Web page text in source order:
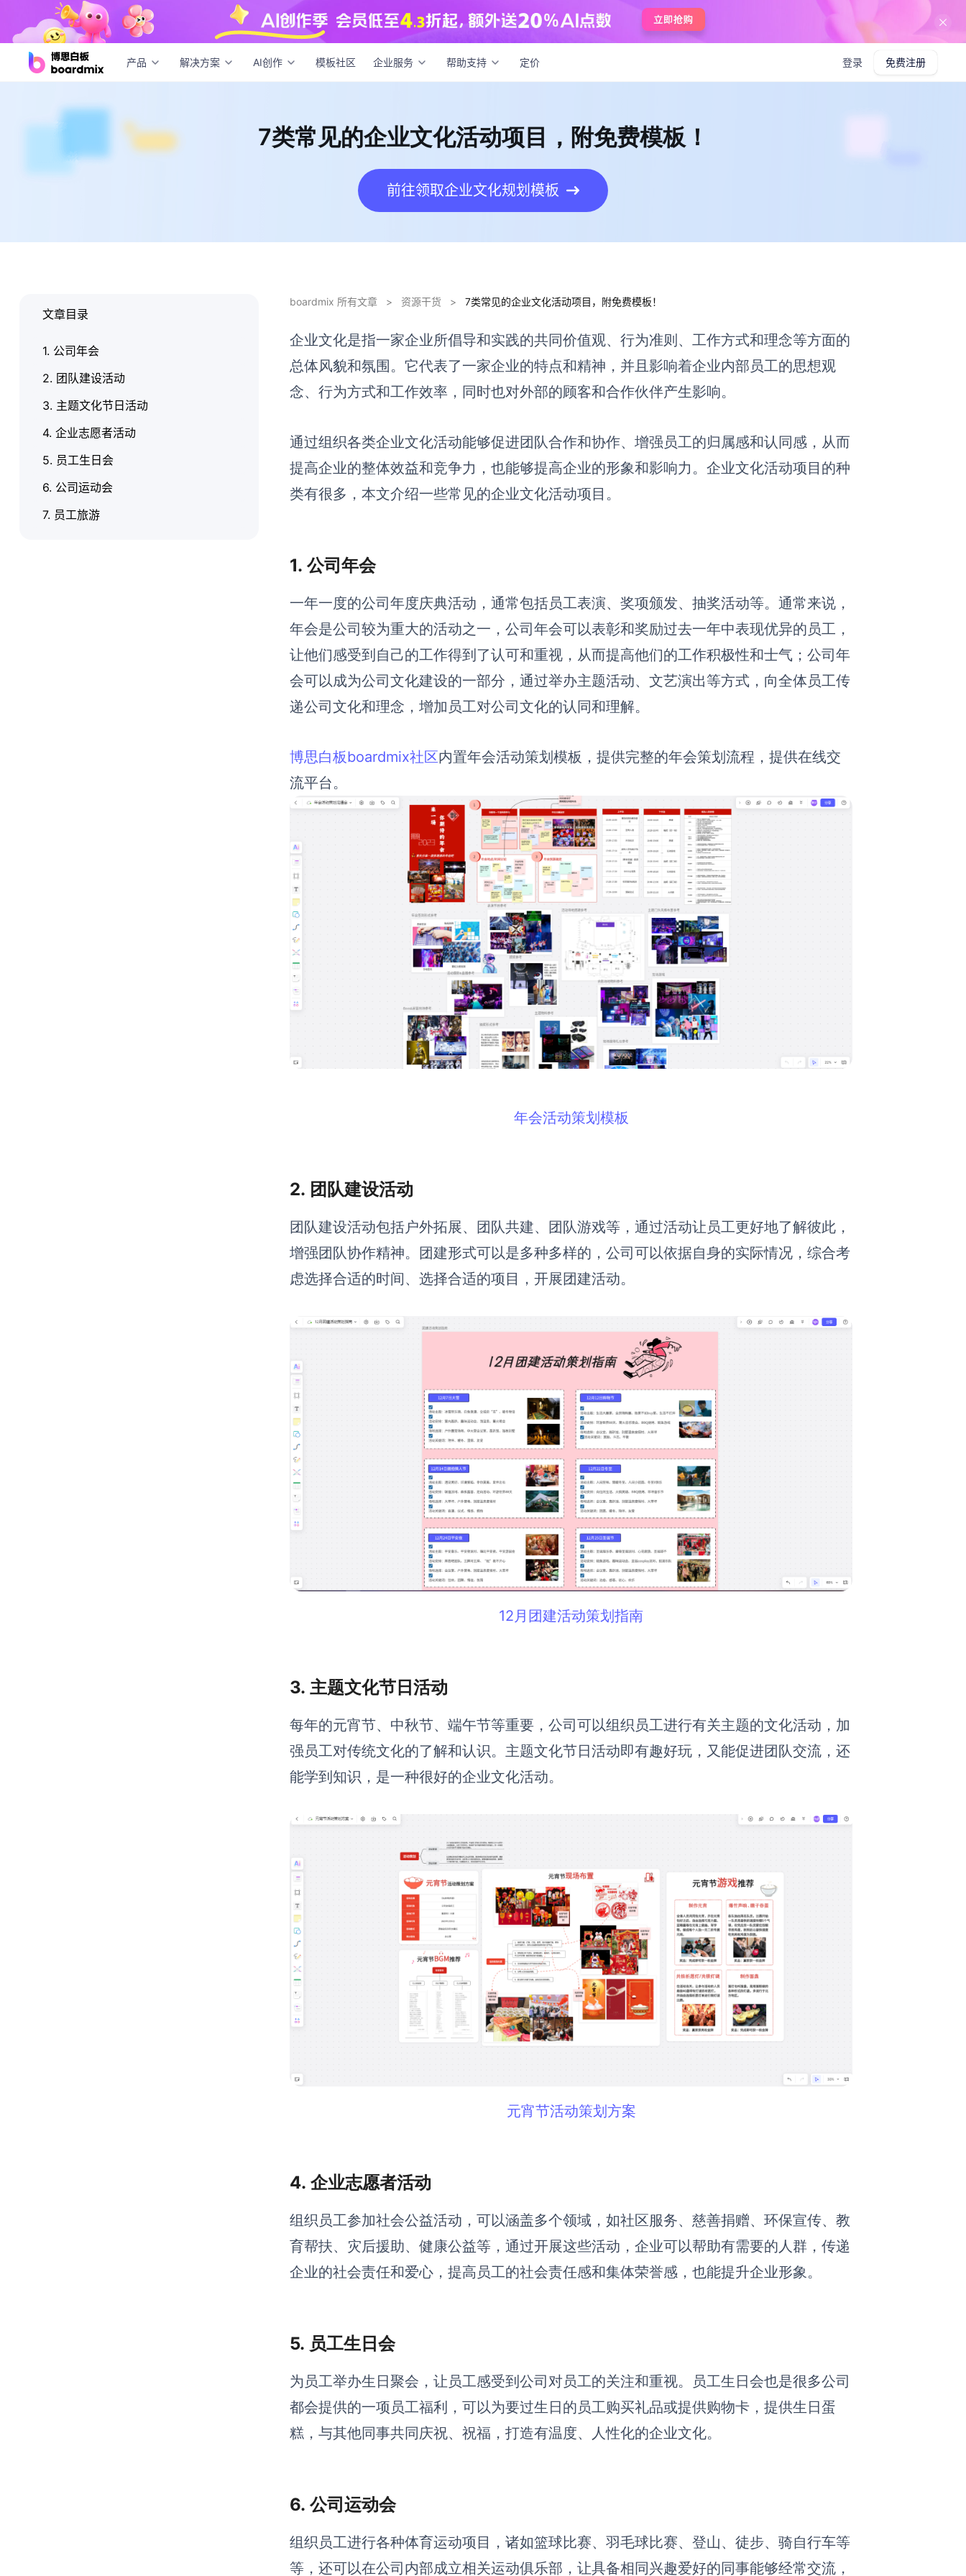
产品 解决方案 AI创作 模板社区 企业服务 帮助支持 定价 登录 免费注册
7类常见的企业文化活动项目，附免费模板！
7类常见的企业文化活动项目，附免费模板！
前往领取企业文化规划模板
boardmix 所有文章 > 资源干货 > 7类常见的企业文化活动项目，附免费模板！
企业文化是指一家企业所倡导和实践的共同价值观、行为准则、工作方式和理念等方面的
总体风貌和氛围。它代表了一家企业的特点和精神，并且影响着企业内部员工的思想观
念、行为方式和工作效率，同时也对外部的顾客和合作伙伴产生影响。
通过组织各类企业文化活动能够促进团队合作和协作、增强员工的归属感和认同感，从而
提高企业的整体效益和竞争力，也能够提高企业的形象和影响力。企业文化活动项目的种
类有很多，本文介绍一些常见的企业文化活动项目。
1. 公司年会
一年一度的公司年度庆典活动，通常包括员工表演、奖项颁发、抽奖活动等。通常来说，
年会是公司较为重大的活动之一，公司年会可以表彰和奖励过去一年中表现优异的员工，
让他们感受到自己的工作得到了认可和重视，从而提高他们的工作积极性和士气；公司年
会可以成为公司文化建设的一部分，通过举办主题活动、文艺演出等方式，向全体员工传
递公司文化和理念，增加员工对公司文化的认同和理解。
博思白板boardmix社区内置年会活动策划模板，提供完整的年会策划流程，提供在线交
流平台。
年会活动策划模板
2. 团队建设活动
团队建设活动包括户外拓展、团队共建、团队游戏等，通过活动让员工更好地了解彼此，
增强团队协作精神。团建形式可以是多种多样的，公司可以依据自身的实际情况，综合考
虑选择合适的时间、选择合适的项目，开展团建活动。
12月团建活动策划指南
3. 主题文化节日活动
每年的元宵节、中秋节、端午节等重要，公司可以组织员工进行有关主题的文化活动，加
强员工对传统文化的了解和认识。主题文化节日活动即有趣好玩，又能促进团队交流，还
能学到知识，是一种很好的企业文化活动。
元宵节活动策划方案
4. 企业志愿者活动
组织员工参加社会公益活动，可以涵盖多个领域，如社区服务、慈善捐赠、环保宣传、教
育帮扶、灾后援助、健康公益等，通过开展这些活动，企业可以帮助有需要的人群，传递
企业的社会责任和爱心，提高员工的社会责任感和集体荣誉感，也能提升企业形象。
5. 员工生日会
为员工举办生日聚会，让员工感受到公司对员工的关注和重视。员工生日会也是很多公司
都会提供的一项员工福利，可以为要过生日的员工购买礼品或提供购物卡，提供生日蛋
糕，与其他同事共同庆祝、祝福，打造有温度、人性化的企业文化。
6. 公司运动会
组织员工进行各种体育运动项目，诸如篮球比赛、羽毛球比赛、登山、徒步、骑自行车等
等，还可以在公司内部成立相关运动俱乐部，让具备相同兴趣爱好的同事能够经常交流，
文章目录
1. 公司年会
2. 团队建设活动
3. 主题文化节日活动
4. 企业志愿者活动
5. 员工生日会
6. 公司运动会
7. 员工旅游